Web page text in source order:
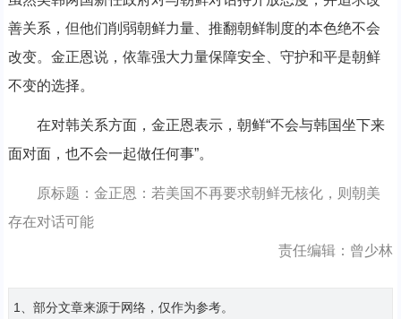
善关系，但他们削弱朝鲜力量、推翻朝鲜制度的本色绝不会
改变。金正恩说，依靠强大力量保障安全、守护和平是朝鲜
不变的选择。
在对韩关系方面，金正恩表示，朝鲜“不会与韩国坐下来
面对面，也不会一起做任何事”。
原标题：金正恩：若美国不再要求朝鲜无核化，则朝美
存在对话可能
责任编辑：曾少林
1、部分文章来源于网络，仅作为参考。